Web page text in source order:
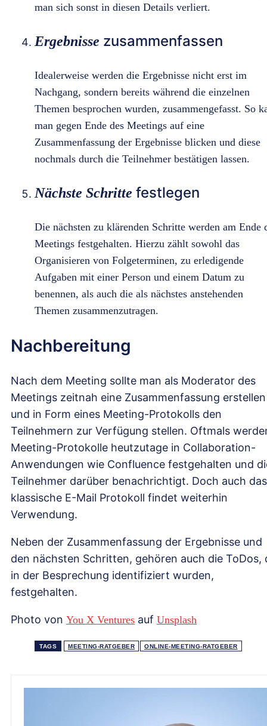
man sich sonst in diesen Details verliert.
Ergebnisse zusammenfassen
Idealerweise werden die Ergebnisse nicht erst im
Nachgang, sondern bereits während die einzelnen
Themen besprochen wurden, zusammengefasst. So
man gegen Ende des Meetings auf eine
Zusammenfassung der Ergebnisse blicken und diese
nochmals durch die Teilnehmer bestätigen lassen.
Nächste Schritte festlegen
Die nächsten zu klärenden Schritte werden am Ende
Meetings festgehalten. Hierzu zählt sowohl das
Organisieren von Folgeterminen, zu erledigende
Aufgaben mit einer Person und einem Datum zu
benennen, als auch die als nächstes anstehenden
Themen zusammenzutragen.
Nachbereitung
Nach dem Meeting sollte man als Moderator des
Meetings zeitnah eine Zusammenfassung erstellen
und in Form eines Meeting-Protokolls den
Teilnehmern zur Verfügung stellen. Oftmals
Meeting-Protokolle heutzutage in Collaboration-
Anwendungen wie Confluence festgehalten und
Teilnehmer darüber benachrichtigt. Doch auch das
klassische E-Mail Protokoll findet weiterhin
Verwendung.
Neben der Zusammenfassung der Ergebnisse und
den nächsten Schritten, gehören auch die ToDos,
in der Besprechung identifiziert wurden,
festgehalten.
Photo von You X Ventures auf Unsplash
TAGS MEETING-RATGEBER ONLINE-MEETING-RATGEBER